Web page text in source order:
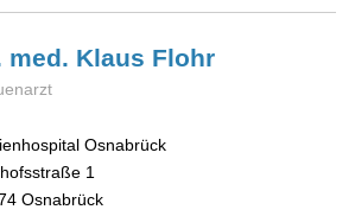
med. Klaus Flohr
Osnabrück
1
Osnabrück